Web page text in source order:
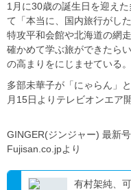
1月に30歳の誕生日を迎え
て「本当に、国内旅行がし
特攻平和会館や北海道の網
確かめて学ぶ旅ができたら
の高まりをにじませている。
多部未華子が「にゃらん」
月15日よりテレビオンエア
GINGER(ジンジャー) 最新
Fujisan.co.jpより
有村架純、